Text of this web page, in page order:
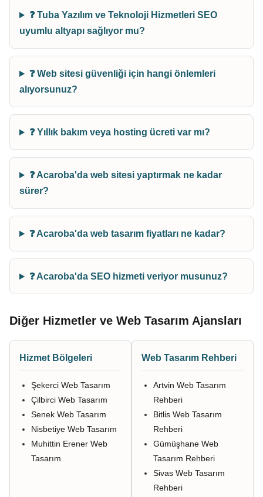
❓ Tuba Yazılım ve Teknoloji Hizmetleri SEO
uyumlu altyapı sağlıyor mu?
❓ Web sitesi güvenliği için hangi önlemleri
alıyorsunuz?
❓ Yıllık bakım veya hosting ücreti var mı?
❓ Acaroba'da web sitesi yaptırmak ne kadar
sürer?
❓ Acaroba'da web tasarım fiyatları ne kadar?
❓ Acaroba'da SEO hizmeti veriyor musunuz?
Diğer Hizmetler ve Web Tasarım Ajansları
Hizmet Bölgeleri
Şekerci Web Tasarım
Çilbirci Web Tasarım
Senek Web Tasarım
Nisbetiye Web Tasarım
Muhittin Erener Web
Tasarım
Web Tasarım Rehberi
Artvin Web Tasarım
Rehberi
Bitlis Web Tasarım
Rehberi
Gümüşhane Web
Tasarım Rehberi
Sivas Web Tasarım
Rehberi